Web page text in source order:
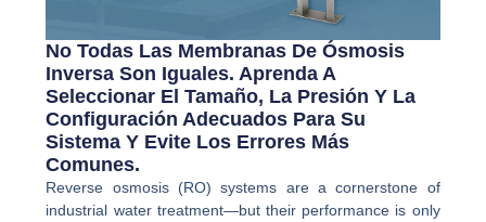
No Todas Las Membranas De Ósmosis
Inversa Son Iguales. Aprenda A
Seleccionar El Tamaño, La Presión Y La
Configuración Adecuados Para Su
Sistema Y Evite Los Errores Más
Comunes.
Reverse osmosis (RO) systems are a cornerstone of
industrial water treatment—but their performance is only